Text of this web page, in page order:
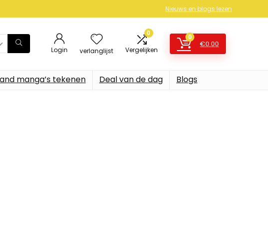
Nieuws en blogs lezen
Login verlanglijst
0
Vergelijken
0
€0.00
manga’s tekenen Deal van de dag Blogs